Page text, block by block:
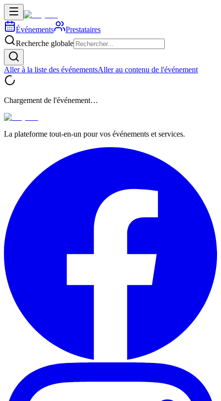
Événements
Prestataires
Recherche globale
Aller à la liste des événementsAller au contenu de l'événement
Chargement de l'événement…
La plateforme tout-en-un pour vos événements et services.